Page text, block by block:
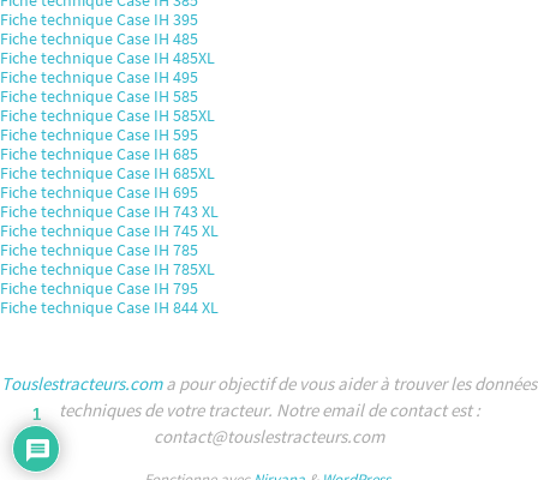
Fiche technique Case IH 395
Fiche technique Case IH 485
Fiche technique Case IH 485XL
Fiche technique Case IH 495
Fiche technique Case IH 585
Fiche technique Case IH 585XL
Fiche technique Case IH 595
Fiche technique Case IH 685
Fiche technique Case IH 685XL
Fiche technique Case IH 695
Fiche technique Case IH 743 XL
Fiche technique Case IH 745 XL
Fiche technique Case IH 785
Fiche technique Case IH 785XL
Fiche technique Case IH 795
Fiche technique Case IH 844 XL
Touslestracteurs.coma pour objectif de vous aider à trouver les données
techniques de votre tracteur. Notre email de contact est :
contact@touslestracteurs.com
1